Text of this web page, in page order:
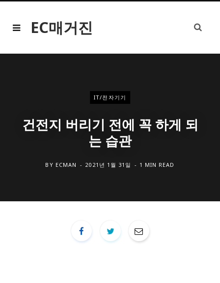
EC매거진
IT/전자기기
건전지 버리기 전에 꼭 하게 되
는 습관
BY ECMAN 2021년 1월 31일 1 MIN READ